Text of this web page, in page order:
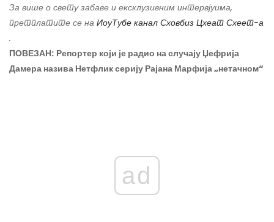
За више о свету забаве и ексклузивним интервјуима,
претплатите се на ИоуТубе канал Сховбиз Цхеат Схеет-а
.
ПОВЕЗАН: Репортер који је радио на случају Џефрија
Дамера назива Нетфлик серију Рајана Марфија „нетачном“
ad